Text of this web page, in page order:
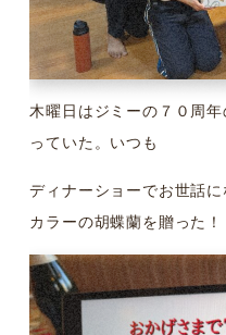
木曜日はジミーの７０周
っていた。いつも
ディナーショーでお世話
カラーの胡蝶蘭を贈った！